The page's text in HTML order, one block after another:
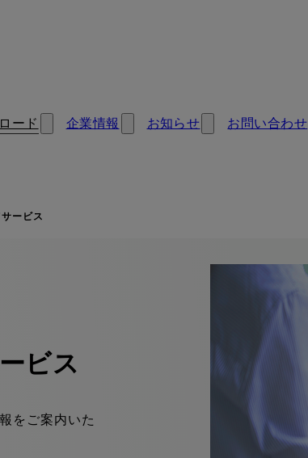
ード 企業情報 お知らせ お問い合わせ
ービス
ビス
をご案内いた